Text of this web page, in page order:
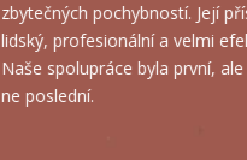
uvědomoval, že dělám slušný
na který můžu být hrdý.
mě a byla pro mě
partnerem.